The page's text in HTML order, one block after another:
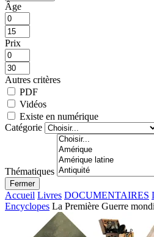
Âge
Prix
Autres critères
PDF
Vidéos
Existe en numérique
Catégorie
Thématiques
Fermer
Accueil Livres DOCUMENTAIRES
Encyclopes La Première Guerre